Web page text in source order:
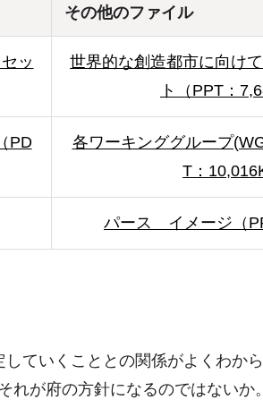
その他のファイル
ッ
世界的な創造都市に向
ト（PPT：
PD
各ワーキンググループ
T：
パース イメージ（
ていくこととの関係がよくわか
れが府の方針になるのではないか